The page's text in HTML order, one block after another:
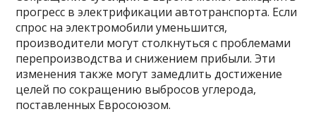
прогресс в электрификации автотранспорта. Если
спрос на электромобили уменьшится,
производители могут столкнуться с проблемами
перепроизводства и снижением прибыли. Эти
изменения также могут замедлить достижение
целей по сокращению выбросов углерода,
поставленных Евросоюзом.